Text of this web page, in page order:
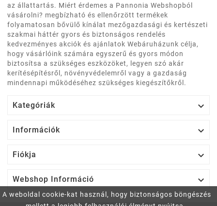
A weboldal cookie-kat használ, hogy biztonságos böngészés
az állattartás. Miért érdemes a Pannonia Webshopból
vásárolni? megbízható és ellenőrzött termékek
folyamatosan bővülő kínálat mezőgazdasági és kertészeti
szakmai háttér gyors és biztonságos rendelés
kedvezményes akciók és ajánlatok Webáruházunk célja,
hogy vásárlóink számára egyszerű és gyors módon
biztosítsa a szükséges eszközöket, legyen szó akár
kerítésépítésről, növényvédelemről vagy a gazdaság
mindennapi működéséhez szükséges kiegészítőkről.
Kategóriák 
Információk 
Fiókja 
Webshop Információ 